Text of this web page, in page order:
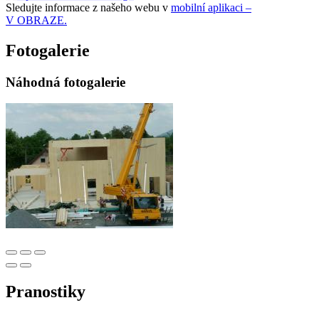
Sledujte informace z našeho webu v mobilní aplikaci –
V OBRAZE.
Fotogalerie
Náhodná fotogalerie
Pranostiky